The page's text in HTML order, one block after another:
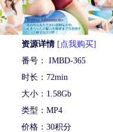
资源详情 [点我购买]
番号： IMBD-365
时长：72min
大小：1.58Gb
类型：MP4
价格：30积分